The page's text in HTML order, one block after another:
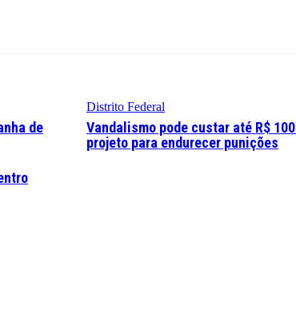
de
Distrito Federal
Vandalismo pode custar até R$
projeto para endurecer punições